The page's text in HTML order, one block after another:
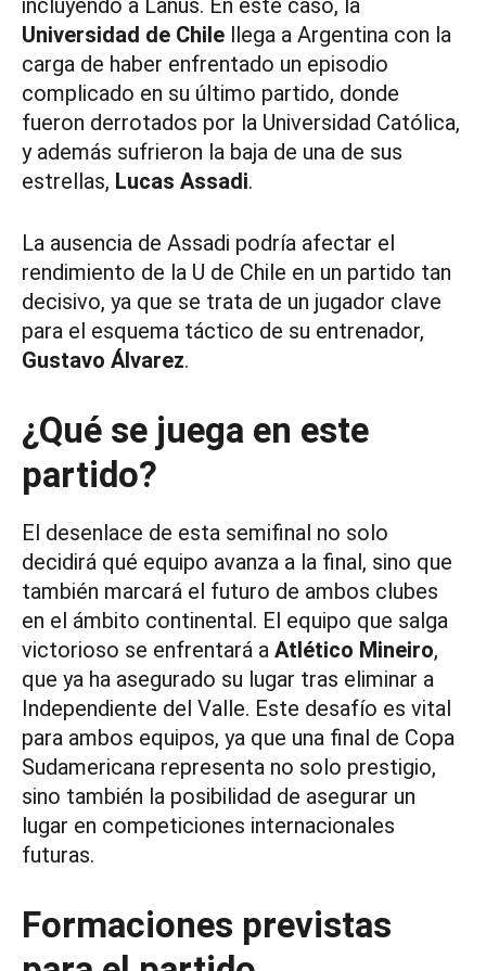
incluyendo a Lanús. En este caso, la
Universidad de Chile llega a Argentina con la
carga de haber enfrentado un episodio
complicado en su último partido, donde
fueron derrotados por la Universidad Católica,
y además sufrieron la baja de una de sus
estrellas, Lucas Assadi.
La ausencia de Assadi podría afectar el
rendimiento de la U de Chile en un partido tan
decisivo, ya que se trata de un jugador clave
para el esquema táctico de su entrenador,
Gustavo Álvarez.
¿Qué se juega en este
partido?
El desenlace de esta semifinal no solo
decidirá qué equipo avanza a la final, sino que
también marcará el futuro de ambos clubes
en el ámbito continental. El equipo que salga
victorioso se enfrentará a Atlético Mineiro,
que ya ha asegurado su lugar tras eliminar a
Independiente del Valle. Este desafío es vital
para ambos equipos, ya que una final de Copa
Sudamericana representa no solo prestigio,
sino también la posibilidad de asegurar un
lugar en competiciones internacionales
futuras.
Formaciones previstas